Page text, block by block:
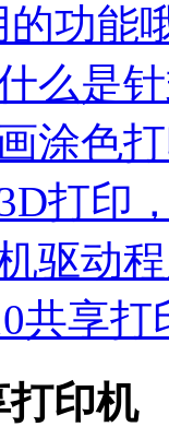
功能
么是
涂色
打印
驱动
共享打
印机